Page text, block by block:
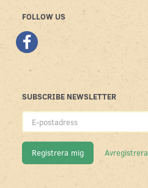
FOLLOW US
SUBSCRIBE NEWSLETTER
E-
postadress
Registrera mig Avregistrera